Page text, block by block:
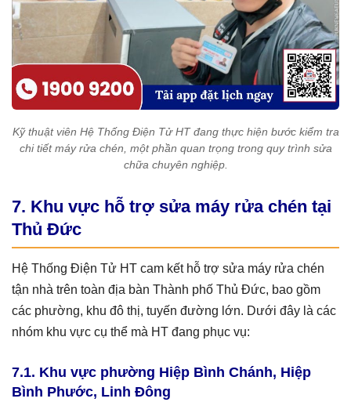
Kỹ thuật viên Hệ Thống Điện Tử HT đang thực hiện bước kiểm tra
chi tiết máy rửa chén, một phần quan trọng trong quy trình sửa
chữa chuyên nghiệp.
7. Khu vực hỗ trợ sửa máy rửa chén tại
Thủ Đức
Hệ Thống Điện Tử HT cam kết hỗ trợ sửa máy rửa chén
tận nhà trên toàn địa bàn Thành phố Thủ Đức, bao gồm
các phường, khu đô thị, tuyến đường lớn. Dưới đây là các
nhóm khu vực cụ thể mà HT đang phục vụ:
7.1. Khu vực phường Hiệp Bình Chánh, Hiệp
Bình Phước, Linh Đông